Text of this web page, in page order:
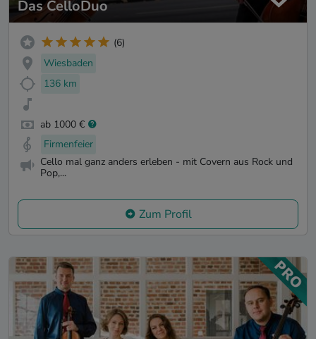
Das CelloDuo
(6)
Wiesbaden
136 km
ab 1000 €
Firmenfeier
Cello mal ganz anders erleben - mit Covern aus Rock und
Pop,...
Zum Profil